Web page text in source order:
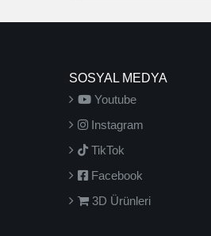
SOSYAL MEDYA
Youtube
Instagram
TikTok
Facebook
3D Ürünleri